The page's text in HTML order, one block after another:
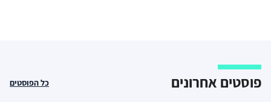
פוסטים אחרונים כל הפוסטים